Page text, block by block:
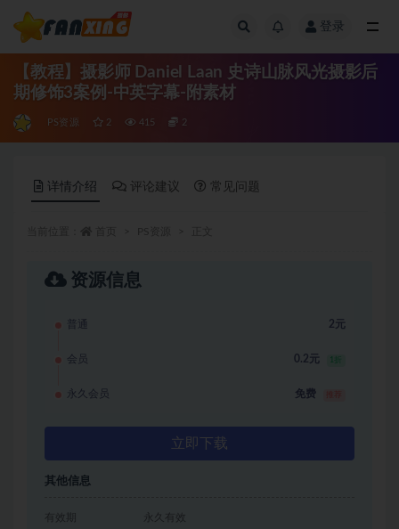
登录
【教程】摄影师 Daniel Laan 史诗山脉风光摄影后
期修饰3案例-中英字幕-附素材
PS资源 2 415 2
详情介绍 评论建议 常见问题
资源信息
普通 2元
会员 0.2元 1折
永久会员 免费
立即下载
其他信息
有效期 永久有效